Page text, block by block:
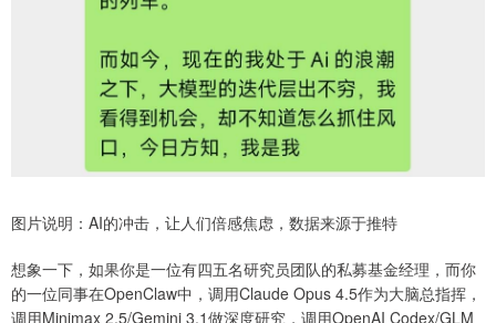
图片说明：AI的冲击，让人们倍感焦虑，数据来源于推特
想象一下，如果你是一位有四五名研究员团队的私募基金经理，而你
的一位同事在OpenClaw中，调用Claude Opus 4.5作为大脑总指挥，
调用Minimax 2.5/Gemini 3.1做深度研究，调用OpenAI Codex/GLM